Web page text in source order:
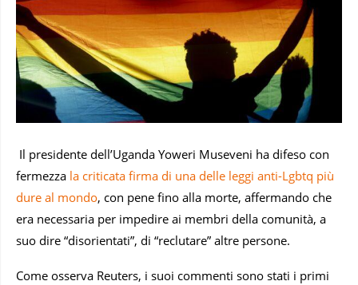
Il presidente dell’Uganda Yoweri Museveni ha difeso con
fermezza la criticata firma di una delle leggi anti-Lgbtq più
dure al mondo, con pene fino alla morte, affermando che
era necessaria per impedire ai membri della comunità, a
suo dire “disorientati”, di “reclutare” altre persone.
Come osserva Reuters, i suoi commenti sono stati i primi